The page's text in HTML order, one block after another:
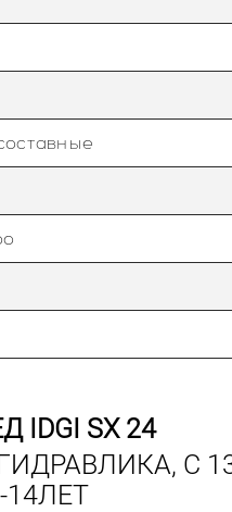
IDGI SX 24
ГИДРАВЛИКА, С
14ЛЕТ